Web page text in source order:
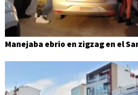
Manejaba ebrio en zigzag en el